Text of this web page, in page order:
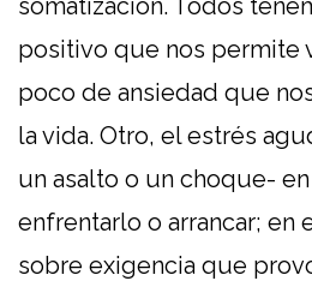
positivo que nos permite
poco de ansiedad que
la vida. Otro, el estrés
un asalto o un choque-
enfrentarlo o arrancar; en
sobre exigencia que